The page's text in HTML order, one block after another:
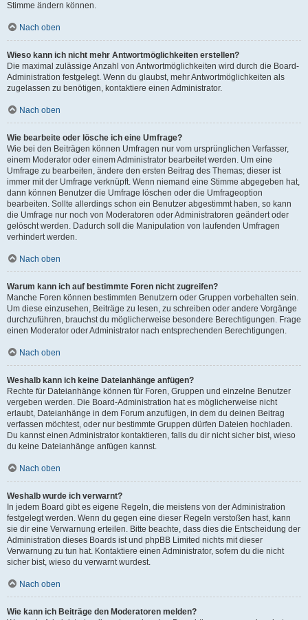
Stimme ändern können.
Nach oben
Wieso kann ich nicht mehr Antwortmöglichkeiten erstellen?
Die maximal zulässige Anzahl von Antwortmöglichkeiten wird durch die Board-
Administration festgelegt. Wenn du glaubst, mehr Antwortmöglichkeiten als
zugelassen zu benötigen, kontaktiere einen Administrator.
Nach oben
Wie bearbeite oder lösche ich eine Umfrage?
Wie bei den Beiträgen können Umfragen nur vom ursprünglichen Verfasser,
einem Moderator oder einem Administrator bearbeitet werden. Um eine
Umfrage zu bearbeiten, ändere den ersten Beitrag des Themas; dieser ist
immer mit der Umfrage verknüpft. Wenn niemand eine Stimme abgegeben hat,
dann können Benutzer die Umfrage löschen oder die Umfrageoption
bearbeiten. Sollte allerdings schon ein Benutzer abgestimmt haben, so kann
die Umfrage nur noch von Moderatoren oder Administratoren geändert oder
gelöscht werden. Dadurch soll die Manipulation von laufenden Umfragen
verhindert werden.
Nach oben
Warum kann ich auf bestimmte Foren nicht zugreifen?
Manche Foren können bestimmten Benutzern oder Gruppen vorbehalten sein.
Um diese einzusehen, Beiträge zu lesen, zu schreiben oder andere Vorgänge
durchzuführen, brauchst du möglicherweise besondere Berechtigungen. Frage
einen Moderator oder Administrator nach entsprechenden Berechtigungen.
Nach oben
Weshalb kann ich keine Dateianhänge anfügen?
Rechte für Dateianhänge können für Foren, Gruppen und einzelne Benutzer
vergeben werden. Die Board-Administration hat es möglicherweise nicht
erlaubt, Dateianhänge in dem Forum anzufügen, in dem du deinen Beitrag
verfassen möchtest, oder nur bestimmte Gruppen dürfen Dateien hochladen.
Du kannst einen Administrator kontaktieren, falls du dir nicht sicher bist, wieso
du keine Dateianhänge anfügen kannst.
Nach oben
Weshalb wurde ich verwarnt?
In jedem Board gibt es eigene Regeln, die meistens von der Administration
festgelegt werden. Wenn du gegen eine dieser Regeln verstoßen hast, kann
sie dir eine Verwarnung erteilen. Bitte beachte, dass dies die Entscheidung der
Administration dieses Boards ist und phpBB Limited nichts mit dieser
Verwarnung zu tun hat. Kontaktiere einen Administrator, sofern du die nicht
sicher bist, wieso du verwarnt wurdest.
Nach oben
Wie kann ich Beiträge den Moderatoren melden?